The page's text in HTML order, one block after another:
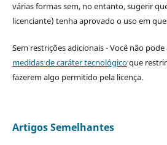
várias formas sem, no entanto, sugerir
licenciante) tenha aprovado o uso em
Sem restrições adicionais - Você não
medidas de caráter tecnológicoque
fazerem algo permitido pela licença.
Artigos Semelhantes